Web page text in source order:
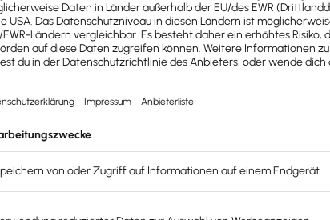
Jubiläum, Kleinigkeiten zu
. Darüber hinausKleinigkeiten für
für eine tolle Arbeit – oder
gesetzt. Aberwelche passen am
In dieser Schulung erfährst